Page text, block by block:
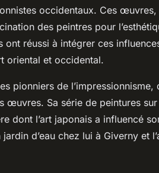
occidentaux. Ces
des peintres pour
ont réussi à intégrer ces
oriental et occidental.
pionniers de
œuvres. Sa série de peintures
dont l’art japonais a influencé
d’eau chez lui à Giverny et